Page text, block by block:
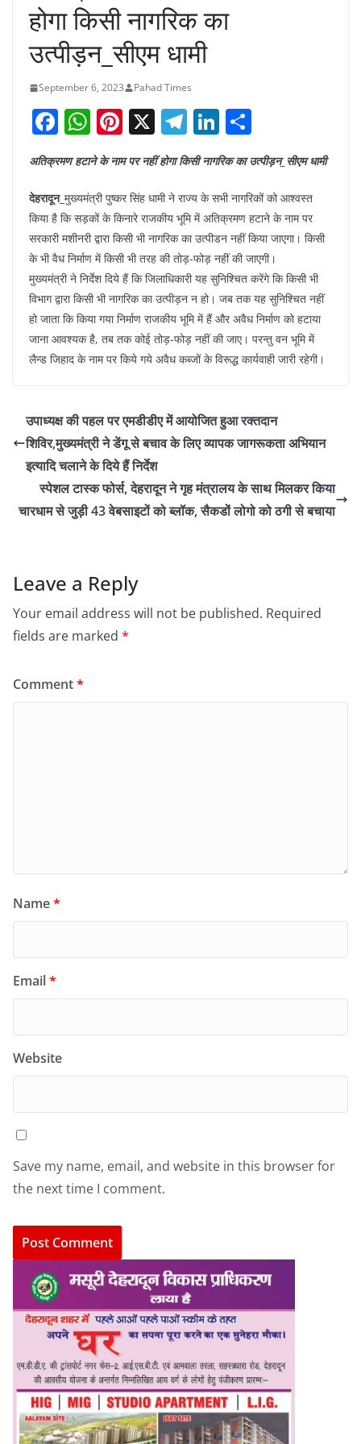
होगा किसी नागरिक का
उत्पीड़न_सीएम धामी
September 6, 2023 Pahad Times
F
c
e
b
o
o
k
W
h
at
s
A
p
p
Pi
er
e
st
X T
el
e
gr
a
m
Li
n
k
e
dI
n
h
ar
e
अतिक्रमण हटाने के नाम पर नहीं होगा किसी नागरिक का उत्पीड़न_सीएम धामी
देहरादून_ मुख्यमंत्री पुष्कर सिंह धामी ने राज्य के सभी नागरिकों को आश्वस्त
किया है कि सड़कों के किनारे राजकीय भूमि में अतिक्रमण हटाने के नाम पर
सरकारी मशीनरी द्वारा किसी भी नागरिक का उत्पीडन नहीं किया जाएगा। किसी
के भी वैध निर्माण में किसी भी तरह की तोड़-फोड़ नहीं की जाएगी।
मुख्यमंत्री ने निर्देश दिये हैं कि जिलाधिकारी यह सुनिश्चित करेंगे कि किसी भी
विभाग द्वारा किसी भी नागरिक का उत्पीड़न न हो। जब तक यह सुनिश्चित नहीं
हो जाता कि किया गया निर्माण राजकीय भूमि में हैं और अवैध निर्माण को हटाया
जाना आवश्यक है, तब तक कोई तोड़-फोड़ नहीं की जाए। परन्तु वन भूमि में
लैन्ड जिहाद के नाम पर किये गये अवैध कब्जों के विरूद्ध कार्यवाही जारी रहेगी।
उपाध्यक्ष की पहल पर एमडीडीए में आयोजित हुआ रक्तदान
शिविर,मुख्यमंत्री ने डेंगू से बचाव के लिए व्यापक जागरूकता अभियान
इत्यादि चलाने के दिये हैं निर्देश
स्पेशल टास्क फोर्स, देहरादून ने गृह मंत्रालय के साथ मिलकर किया
चारधाम से जुड़ी 43 वेबसाइटों को ब्लॉक, सैकडों लोगो को ठगी से बचाया
Leave a Reply
Your email address will not be published. Required
fields are marked *
Comment*
Name*
Email*
Website
Save my name, email, and website in this browser for
the next time I comment.